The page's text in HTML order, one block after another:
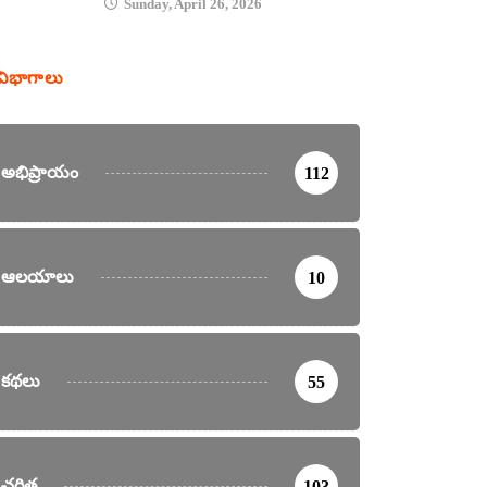
Sunday, April 26, 2026
అభిప్రాయం 112
ఆలయాలు 10
కథలు 55